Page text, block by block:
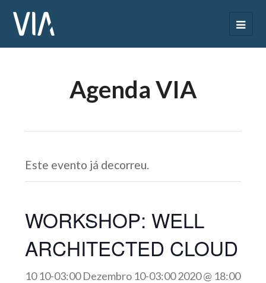
Agenda VIA
Este evento já decorreu.
WORKSHOP: WELL
ARCHITECTED CLOUD
10 10-03:00 Dezembro 10-03:00 2020 @ 18:00